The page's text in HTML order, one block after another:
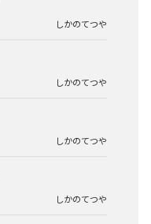
しかのてつや
しかのてつや
しかのてつや
しかのてつや